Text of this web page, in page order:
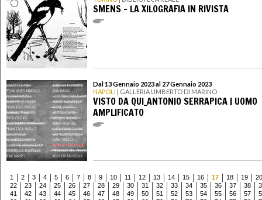
SMENS - LA XILOGRAFIA IN RIVISTA
Dal 13 Gennaio 2023 al 27 Gennaio 2023
NAPOLI | GALLERIA UMBERTO DI MARINO
VISTO DA QUI_ANTONIO SERRAPICA | UOMO
AMPLIFICATO
1 2 3 4 5 6 7 8 9 10 11 12 13 14 15 16 17 18 19
20
22
23 24 25 26 27 28 29 30 31 32 33 34 35 36 37 38
41
42 43 44 45 46 47 48 49 50 51 52 53 54 55 56 57